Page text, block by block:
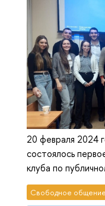
20 февраля 2024
состоялось
клуба по
Свободное общение